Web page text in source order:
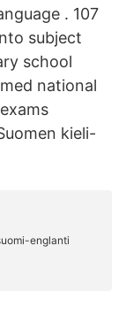
. 107
subject
school
national
kieli-